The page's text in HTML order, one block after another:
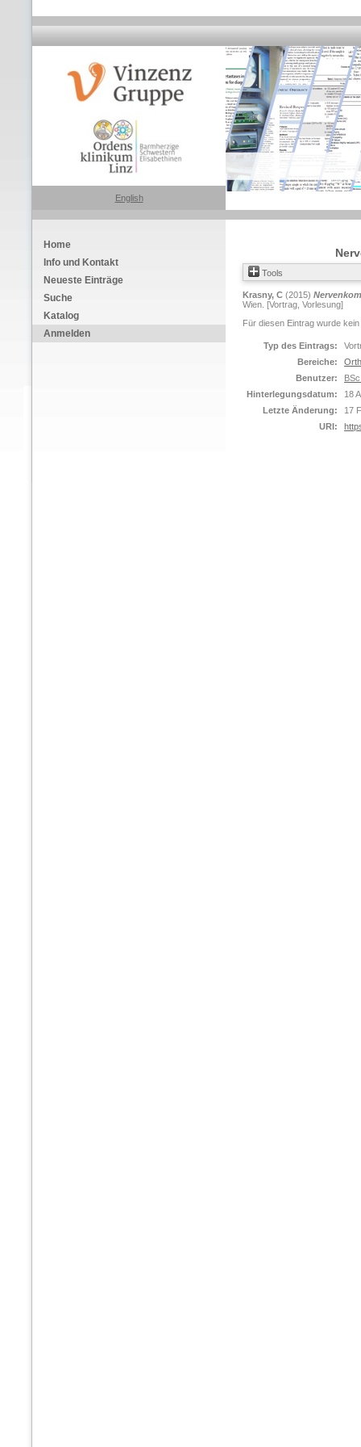
English
Home
Info und Kontakt
Neueste Einträge
Suche
Katalog
Anmelden
Tools
Krasny, C (2015)
Wien. [Vortrag, Vorlesung]
Für diesen Eintrag wurde
Typ des Eintrags:
Bereiche:
Benutzer:
Hinterlegungsdatum:
18
Letzte Änderung:
17
URI: